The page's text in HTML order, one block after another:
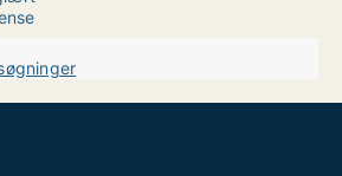
løn